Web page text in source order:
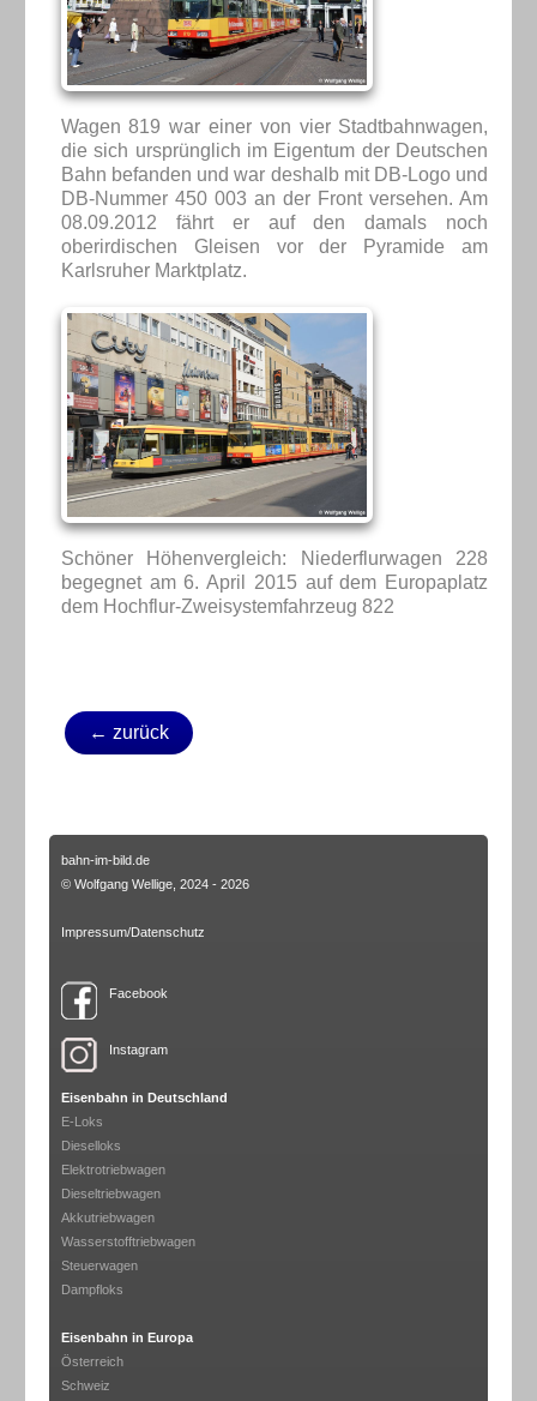
Wagen 819 war einer von vier Stadtbahnwagen,
die sich ursprünglich im Eigentum der Deutschen
Bahn befanden und war deshalb mit DB-Logo und
DB-Nummer 450 003 an der Front versehen. Am
08.09.2012 fährt er auf den damals noch
oberirdischen Gleisen vor der Pyramide am
Karlsruher Marktplatz.
Schöner Höhenvergleich: Niederflurwagen 228
begegnet am 6. April 2015 auf dem Europaplatz
dem Hochflur-Zweisystemfahrzeug 822
← zurück
bahn-im-bild.de
© Wolfgang Wellige, 2024 - 2026
Impressum/Datenschutz
Facebook
Instagram
Eisenbahn in Deutschland
E-Loks
Dieselloks
Elektrotriebwagen
Dieseltriebwagen
Akkutriebwagen
Wasserstofftriebwagen
Steuerwagen
Dampfloks
Eisenbahn in Europa
Österreich
Schweiz